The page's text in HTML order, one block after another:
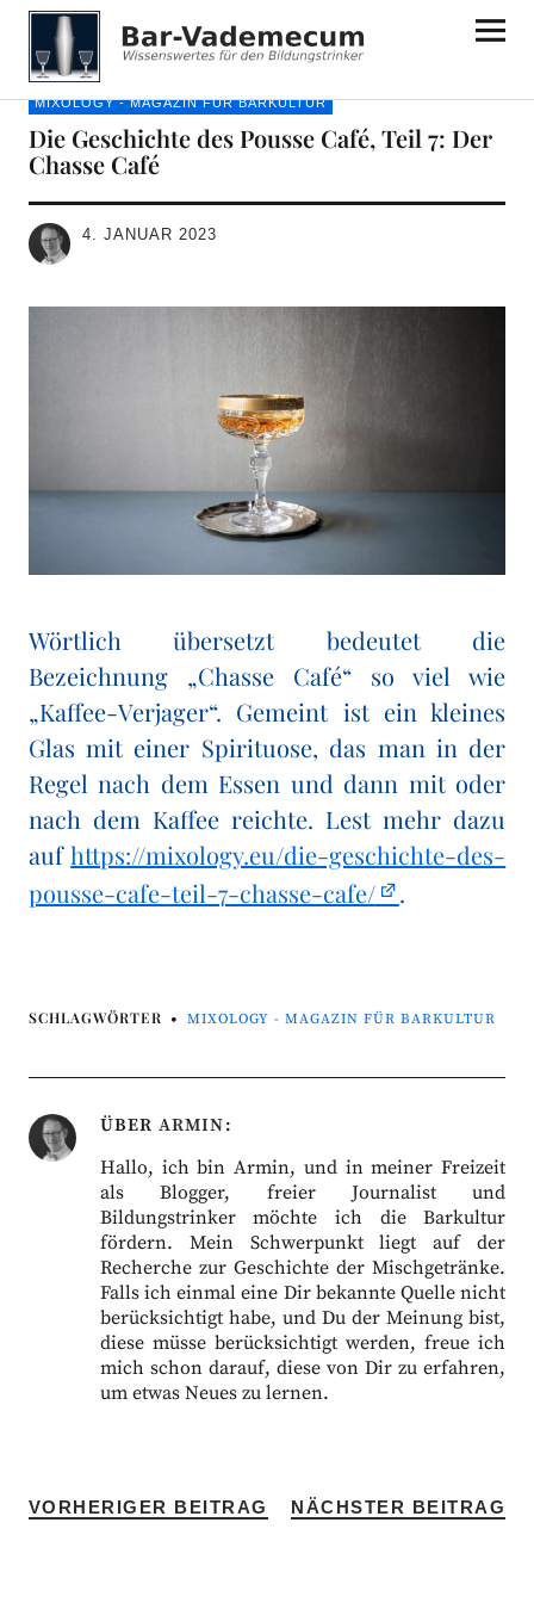
Bar-Vademecum
MIXOLOGY - MAGAZIN FÜR BARKULTUR
Die Geschichte des Pousse Café, Teil 7: Der
Chasse Café
4. JANUAR 2023
Wörtlich übersetzt bedeutet die
Bezeichnung „Chasse Café“ so viel wie
„Kaffee-Verjager“. Gemeint ist ein kleines
Glas mit einer Spirituose, das man in der
Regel nach dem Essen und dann mit oder
nach dem Kaffee reichte. Lest mehr dazu
aufhttps://mixology.eu/die-geschichte-des-
pousse-cafe-teil-7-chasse-cafe/
.
SCHLAGWÖRTER MIXOLOGY - MAGAZIN FÜR BARKULTUR
ÜBER ARMIN
Hallo, ich bin Armin, und in meiner Freizeit
als Blogger, freier Journalist und
Bildungstrinker möchte ich die Barkultur
fördern. Mein Schwerpunkt liegt auf der
Recherche zur Geschichte der Mischgetränke.
Falls ich einmal eine Dir bekannte Quelle nicht
berücksichtigt habe, und Du der Meinung bist,
diese müsse berücksichtigt werden, freue ich
mich schon darauf, diese von Dir zu erfahren,
um etwas Neues zu lernen.
VORHERIGER BEITRAG NÄCHSTER BEITRAG